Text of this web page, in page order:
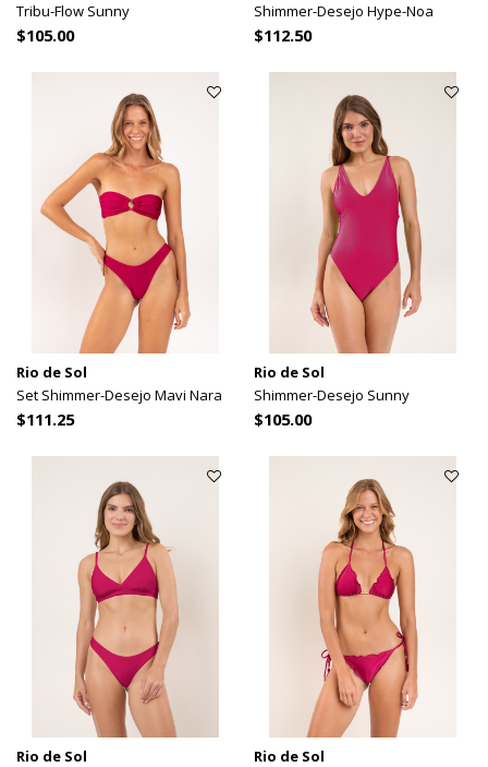
Tribu-Flow Sunny
$105.00
Shimmer-Desejo Hype-Noa
$112.50
Rio de Sol
Set Shimmer-Desejo Mavi Nara
$111.25
Rio de Sol
Shimmer-Desejo Sunny
$105.00
Rio de Sol
Rio de Sol